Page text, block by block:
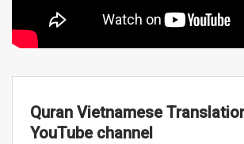
Quran Vietnamese
YouTube channel